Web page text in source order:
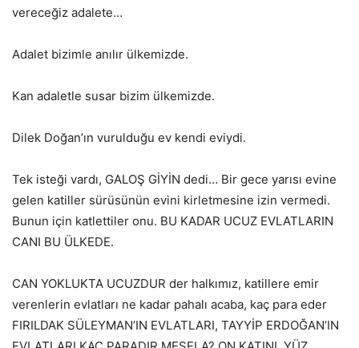
vereceğiz adalete…
Adalet bizimle anılır ülkemizde.
Kan adaletle susar bizim ülkemizde.
Dilek Doğan’ın vurulduğu ev kendi eviydi.
Tek isteği vardı, GALOŞ GİYİN dedi… Bir gece yarısı evine
gelen katiller sürüsünün evini kirletmesine izin vermedi.
Bunun için katlettiler onu. BU KADAR UCUZ EVLATLARIN
CANI BU ÜLKEDE.
CAN YOKLUKTA UCUZDUR der halkımız, katillere emir
verenlerin evlatları ne kadar pahalı acaba, kaç para eder
FIRILDAK SÜLEYMAN’IN EVLATLARI, TAYYİP ERDOĞAN’IN